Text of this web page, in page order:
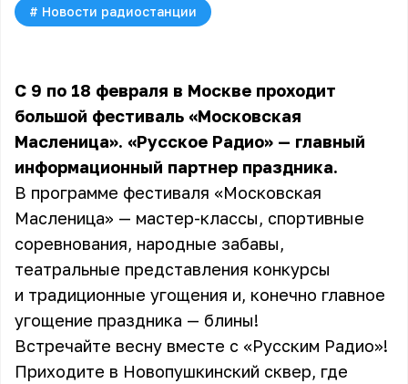
# Новости радиостанции
С 9 по 18 февраля в Москве проходит
большой фестиваль «Московская
Масленица». «Русское Радио» — главный
информационный партнер праздника.
В программе фестиваля «Московская
Масленица» — мастер-классы, спортивные
соревнования, народные забавы,
театральные представления конкурсы
и традиционные угощения и, конечно главное
угощение праздника — блины!
Встречайте весну вместе с «Русским Радио»!
Приходите в Новопушкинский сквер, где